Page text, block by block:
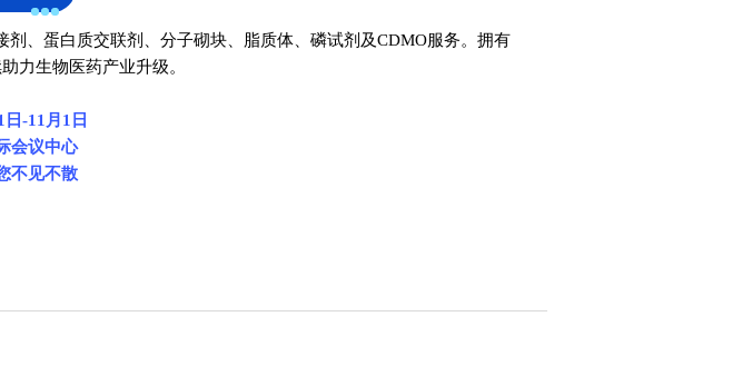
、蛋白质交联剂、分子砌块、脂质体、磷试剂及CDMO服务。拥有
力生物医药产业升级。
-11月1日
会议中心
不见不散